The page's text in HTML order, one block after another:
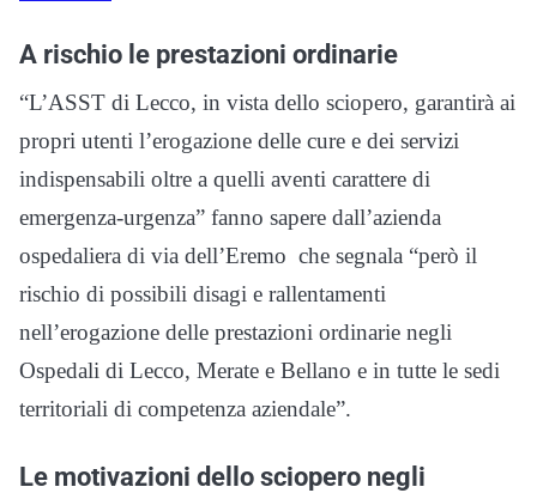
A rischio le prestazioni ordinarie
“L’ASST di Lecco, in vista dello sciopero, garantirà ai
propri utenti l’erogazione delle cure e dei servizi
indispensabili oltre a quelli aventi carattere di
emergenza-urgenza” fanno sapere dall’azienda
ospedaliera di via dell’Eremo che segnala “però il
rischio di possibili disagi e rallentamenti
nell’erogazione delle prestazioni ordinarie negli
Ospedali di Lecco, Merate e Bellano e in tutte le sedi
territoriali di competenza aziendale”.
Le motivazioni dello sciopero negli